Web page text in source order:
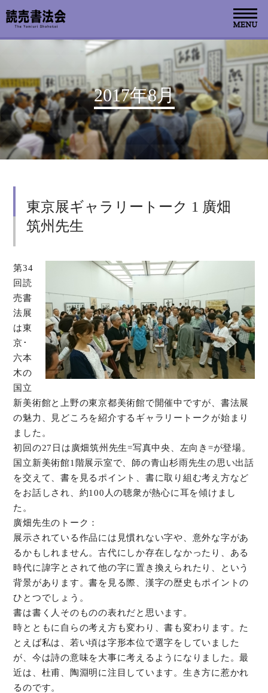
2017年8月
東京展ギャラリートーク 1 廣畑
筑州先生
第34
回読
売書
法展
は東
京･
六本
木の
国立
新美術館と上野の東京都美術館で開催中ですが、書法展
の魅力、見どころを紹介するギャラリートークが始まり
ました。
初回の27日は廣畑筑州先生=写真中央、左向き=が登場。
国立新美術館1階展示室で、師の青山杉雨先生の思い出話
を交えて、書を見るポイント、書に取り組む考え方など
をお話しされ、約100人の聴衆が熱心に耳を傾けまし
た。
廣畑先生のトーク：
展示されている作品には見慣れない字や、意外な字があ
るかもしれません。古代にしか存在しなかったり、ある
時代に諱字とされて他の字に置き換えられたり、という
背景があります。書を見る際、漢字の歴史もポイントの
ひとつでしょう。
書は書く人そのものの表れだと思います。
時とともに自らの考え方も変わり、書も変わります。た
とえば私は、若い頃は字形本位で選字をしていました
が、今は詩の意味を大事に考えるようになりました。最
近は、杜甫、陶淵明に注目しています。生き方に惹かれ
るのです。
お知らせ
読売書法会について
読売書法展
関連書道展
デジタルアーカイブ
オンラインショップ
お問い合わせ